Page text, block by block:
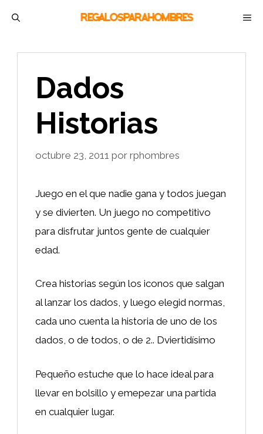
Dados
Historias
octubre 23, 2011 por rphombres
Juego en el que nadie gana y todos juegan
y se divierten. Un juego no competitivo
para disfrutar juntos gente de cualquier
edad.
Crea historias según los iconos que salgan
al lanzar los dados, y luego elegid normas,
cada uno cuenta la historia de uno de los
dados, o de todos, o de 2.. Dviertidísimo
Pequeño estuche que lo hace ideal para
llevar en bolsillo y emepezar una partida
en cualquier lugar.